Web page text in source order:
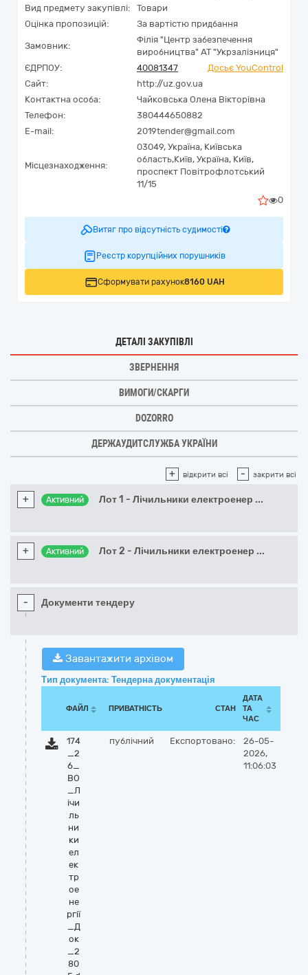
Вид предмету закупівлі:
Товари
Оцінка пропозицій:
За вартістю придбання
Замовник:
Філія "Центр забезпечення
виробництва" АТ "Укрзалізниця"
ЄДРПОУ:
40081347
Досьє YouControl
Сайт:
http://uz.gov.ua
Контактна особа:
Чайковська Олена Вікторівна
Телефон:
380444650882
E-mail:
2019tender@gmail.com
Місцезнаходження:
03049, Україна, Київська
область,Київ, Україна, Київ,
проспект Повітрофлотський
11/15
0
Витяг про відсутність судимості
Реєстр корупційних порушників
Сформувати рахунок8160 UAH
ДЕТАЛІ ЗАКУПІВЛІ
ЗВЕРНЕННЯ
ВИМОГИ/СКАРГИ
DOZORRO
ДЕРЖАУДИТСЛУЖБА УКРАЇНИ
+ відкрити всі - закрити всі
+ Активний Лот 1 - Лічильники електроенер ...
+ Активний Лот 2 - Лічильники електроенер ...
- Документи тендеру
Завантажити архівом
Тип документа: Тендерна документація
ФАЙЛ ПРИВАТНІСТЬ СТАН
ДАТА
ТА
ЧАС
174
_2
6_
ВО
_Л
ічи
ль
ни
ки
ел
ек
тр
ое
не
ргії
_Д
ок
_2
80
публічний Експортовано:
26-05-
2026,
11:06:03